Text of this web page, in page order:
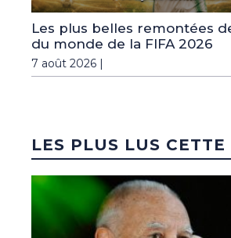
Les plus belles remontées
du monde de la FIFA 2026
7 août 2026 |
LES PLUS LUS